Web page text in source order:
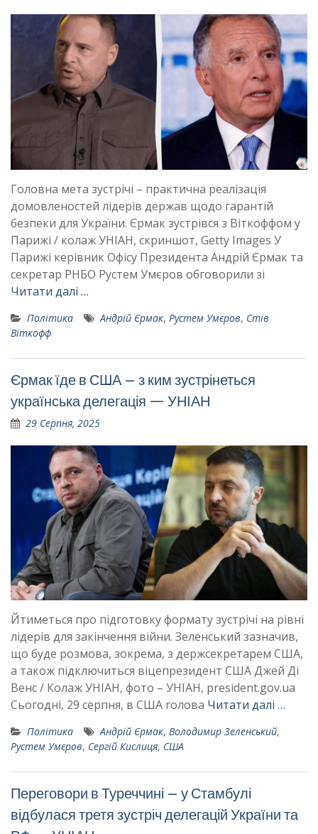
Головна мета зустрічі – практична реалізація
домовленостей лідерів держав щодо гарантій
безпеки для України. Єрмак зустрівся з Віткоффом у
Парижі / колаж УНІАН, скриншот, Getty Images У
Парижі керівник Офісу Президента Андрій Єрмак та
секретар РНБО Рустем Умєров обговорили зі
Читати далі …
Політика Андрій Єрмак, Рустем Умєров, Стів
Віткофф
Єрмак їде в США – з ким зустрінеться
українська делегація — УНІАН
29 Серпня, 2025
Йтиметься про підготовку формату зустрічі на рівні
лідерів для закінчення війни. Зеленський зазначив,
що буде розмова, зокрема, з держсекретарем США,
а також підключиться віцепрезидент США Джей Ді
Венс / Колаж УНІАН, фото – УНІАН, president.gov.ua
Сьогодні, 29 серпня, в США голова Читати далі …
Політика Андрій Єрмак, Володимир Зеленський,
Рустем Умєров, Сергій Кислиця, США
Переговори в Туреччині – у Стамбулі
відбулася третя зустріч делегацій України та